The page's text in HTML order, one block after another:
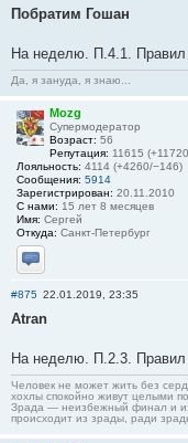
Побратим Гошан
На неделю. П.4.1.
Да, я зануда, я знаю...
Mozg
Супермодератор
Возраст: 56
Репутация: 11615
Лояльность: 4114 (+4260/−146)
Сообщения: 5914
Зарегистрирован: 20.11.2010
С нами: 15 лет 8 месяцев
Имя: Сергей
Откуда: Санкт-Петербург
Отправить личное
#875 22.01.2019, 23:35
Atran
На неделю. П.2.3.
Человек не может жить без
хохлы спокойно живут целыми
Зрада — неизбежный финал и
происходит из зрады, ради